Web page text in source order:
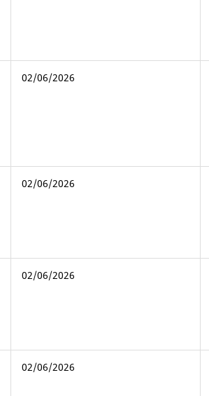
02/06/2026
02/06/2026
02/06/2026
02/06/2026